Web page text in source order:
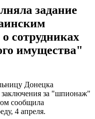
задание
сотрудниках
имущества"
Донецка
за "шпионаж"
сообщила
4 апреля.